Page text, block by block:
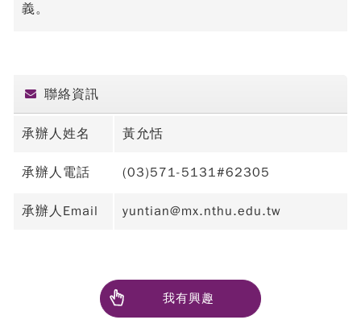
義。
聯絡資訊
承辦人姓名 黃允恬
承辦人電話 (03)571-5131#62305
承辦人Email yuntian@mx.nthu.edu.tw
我有興趣